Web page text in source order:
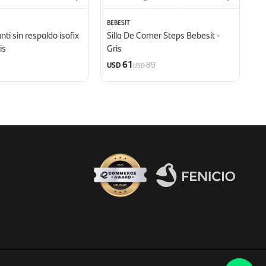
sin respaldo isofix
BEBESIT
Silla De Comer Steps Bebesit -
Gris
USD61USD89
Fenicio eCommerce Uruguay